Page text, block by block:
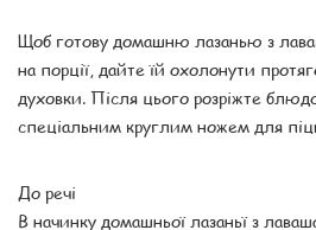
Щоб готову домашню лазанью з
на порції, дайте їй охолонути
духовки. Після цього розріжте
спеціальним круглим ножем для
До речі
В начинку домашньої лазаньї з